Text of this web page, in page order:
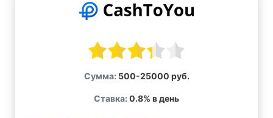
Сумма: 500-25000 руб.
Ставка: 0.8% в день